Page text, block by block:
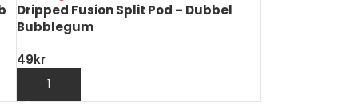
Dripped Fusion Split Pod – Dubbel
Bubblegum
49kr
LÄGG TILL I VARUKORG